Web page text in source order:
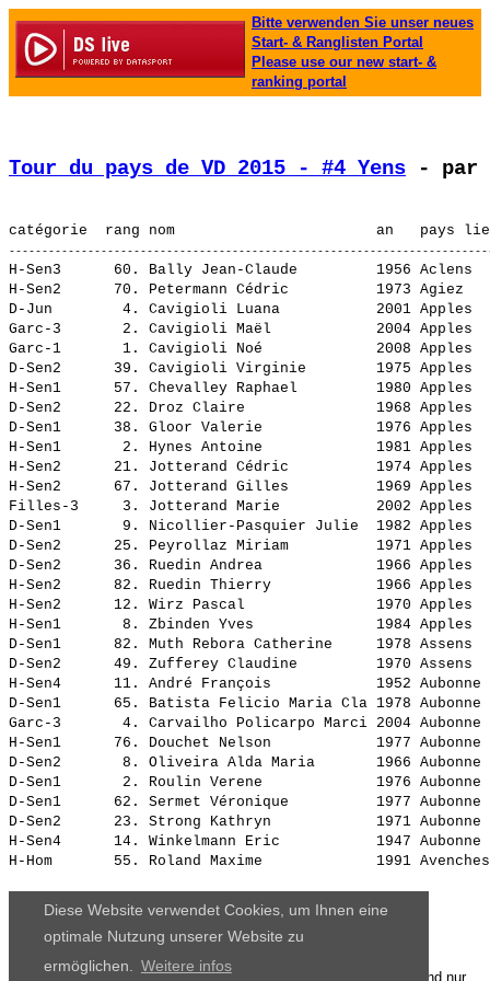
Diese Website verwendet Cookies, um Ihnen eine
optimale Nutzung unserer Website zu
ermöglichen.
Weitere infos
Bitte verwenden Sie unser neues
Start- & Ranglisten Portal
Please use our new start- &
ranking portal
Tour du pays de VD 2015 - #4 Yens - par
H-Sen3      60. Bally Jean-Claude
1956
H-Sen2      70. Petermann Cédric
1973
D-Jun        4. Cavigioli Luana
2001
Garc-3       2. Cavigioli Maël
2004
Garc-1       1. Cavigioli Noé
2008
D-Sen2      39. Cavigioli Virginie
1975
H-Sen1      57. Chevalley Raphael
1980
D-Sen2      22. Droz Claire
1968
D-Sen1      38. Gloor Valerie
1976
H-Sen1       2. Hynes Antoine
1981
H-Sen2      21. Jotterand Cédric
1974
H-Sen2      67. Jotterand Gilles
1969
Filles-3     3. Jotterand Marie
2002
D-Sen1       9. Nicollier-Pasquier Julie
1982
D-Sen2      25. Peyrollaz Miriam
1971
D-Sen2      36. Ruedin Andrea
1966
H-Sen2      82. Ruedin Thierry
1966
H-Sen2      12. Wirz Pascal
1970
H-Sen1       8. Zbinden Yves
1984
D-Sen1      82. Muth Rebora Catherine
1978
D-Sen2      49. Zufferey Claudine
1970
H-Sen4      11. André François
1952
D-Sen1      65. Batista Felicio Maria Cla 1978
Garc-3       4. Carvailho Policarpo Marci 2004
H-Sen1      76. Douchet Nelson
1977
D-Sen2       8. Oliveira Alda Maria
1966
D-Sen1       2. Roulin Verene
1976
D-Sen1      62. Sermet Véronique
1977
D-Sen2      23. Strong Kathryn
1971
H-Sen4      14. Winkelmann Eric
1947
H-Hom       55. Roland Maxime
Die Ergebnisse, das Bildmaterial und das weitere Datenmaterial sind nur